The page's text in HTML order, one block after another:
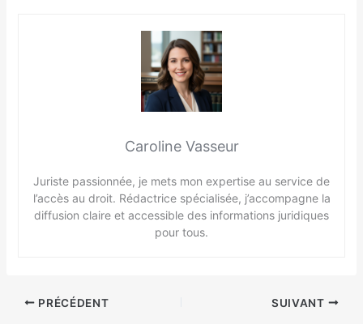
Caroline Vasseur
Juriste passionnée, je mets mon expertise au service de
l’accès au droit. Rédactrice spécialisée, j’accompagne la
diffusion claire et accessible des informations juridiques
pour tous.
PRÉCÉDENT SUIVANT